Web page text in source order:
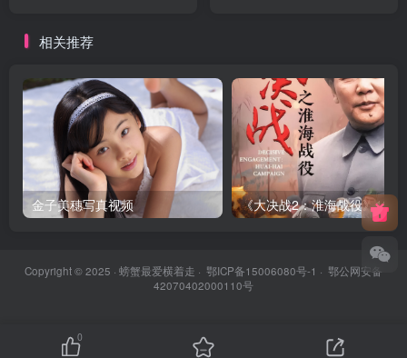
相关推荐
金子美穗写真视频 《大决战2：淮海战役》1991
Copyright © 2025 · 螃蟹最爱横着走 · 鄂ICP备15006080号-1 · 鄂公网安备
42070402000110号
0